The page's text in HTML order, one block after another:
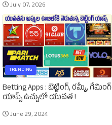
July 07, 2026
TRENDING
Betting Apps : బెట్టింగ్‌, రమ్మీ, గేమింగ్‌
యాప్స్‌ ఉచ్చులో యువత !
June 29, 2024